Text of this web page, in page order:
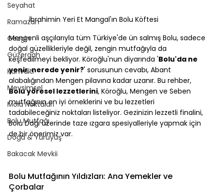
Seyahat
Ramazan
Gezgin
Güzergah
Kahvaltı
Mevsimsel
Mola Noktaları
Bolu Mutfağı
Doğa & Yürüyüş
Bakacak Mevkii
İbrahimin Yeri Et Mangal'ın Bolu Köftesi
Mengenli aşçılarıyla tüm Türkiye'de ün salmış Bolu, sadece
doğal güzellikleriyle değil, zengin mutfağıyla da
keşfedilmeyi bekliyor. Köroğlu'nun diyarında 'Bolu'da ne
yenir, nerede yenir?' sorusunun cevabı, Abant
alabalığından Mengen pilavına kadar uzanır. Bu rehber,
Bolu yöresel lezzetlerini, Köroğlu, Mengen ve Seben
mutfağının en iyi örneklerini ve bu lezzetleri
tadabileceğiniz noktaları listeliyor. Gezinizin lezzetli finalini,
Bolu Dağı üzerinde taze ızgara spesiyalleriyle yapmak için
de bir önerimiz var.
Bolu Mutfağının Yıldızları: Ana Yemekler ve
Çorbalar